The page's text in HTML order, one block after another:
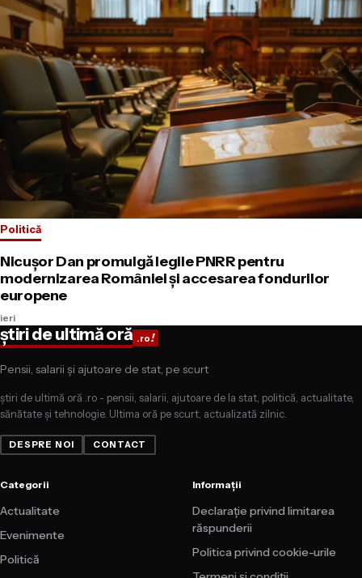
Politică
Nicușor Dan promulgă legile PNRR pentru
modernizarea României și accesarea fondurilor
europene
ieri
știri de ultimă oră .ro!
Pensii, salarii și ajutoare de stat, pe scurt
știri de ultimă oră .ro - pensii, salarii, ajutoare de la stat, politică, actualitate,
sănătate și tehnologie. Ultima oră pe scurt, actualizată zilnic.
DESPRE NOI CONTACT
Categorii
Actualitate
Evenimente
Politică
Informații
Declarație privind limitarea
răspunderii
Politica privind cookie-urile